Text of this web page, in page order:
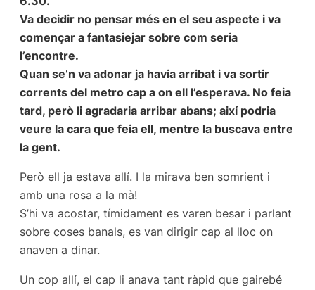
Va decidir no pensar més en el seu aspecte i va
començar a fantasiejar sobre com seria
l’encontre.
Quan se’n va adonar ja havia arribat i va sortir
corrents del metro cap a on ell l’esperava. No feia
tard, però li agradaria arribar abans; així podria
veure la cara que feia ell, mentre la buscava entre
la gent.
Però ell ja estava allí. I la mirava ben somrient i
amb una rosa a la mà!
S’hi va acostar, tímidament es varen besar i parlant
sobre coses banals, es van dirigir cap al lloc on
anaven a dinar.
Un cop allí, el cap li anava tant ràpid que gairebé